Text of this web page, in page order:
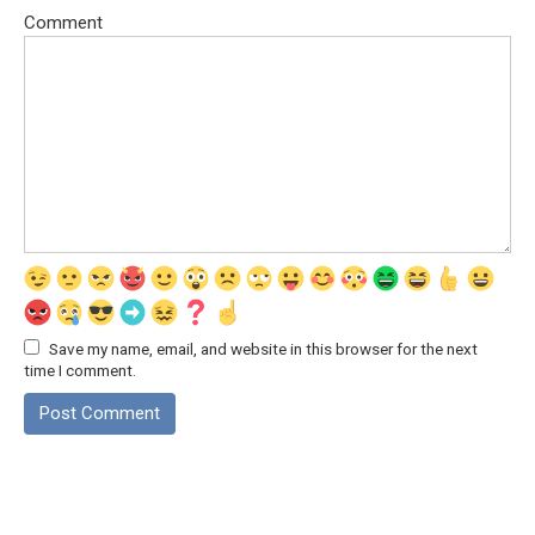
Comment
Save my name, email, and website in this browser for the next
time I comment.